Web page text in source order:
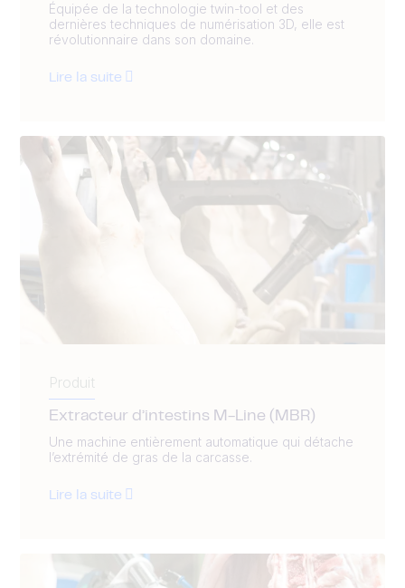
Équipée de la technologie twin-tool et des
dernières techniques de numérisation 3D, elle est
révolutionnaire dans son domaine.
Lire la suite
Produit
Extracteur d’intestins M-Line (MBR)
Une machine entièrement automatique qui détache
l’extrémité de gras de la carcasse.
Lire la suite